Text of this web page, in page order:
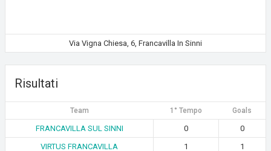
Via Vigna Chiesa, 6, Francavilla In Sinni
Risultati
Team 1° Tempo Goals
FRANCAVILLA SUL SINNI 0
0
VIRTUS FRANCAVILLA
1 1